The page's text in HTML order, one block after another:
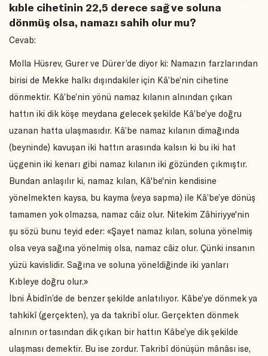
kıble cihetinin 22,5 derece sağ ve soluna
dönmüş olsa, namazı sahih olur mu?
Cevab:
Molla Hüsrev, Gurer ve Dürer’de diyor ki: Namazın farzlarından
birisi de Mekke halkı dışındakiler için Kâ’be’nin cihetine
dönmektir. Kâ’be’nin yönü namaz kılanın alnından çıkan
hattın iki dik köşe meydana gelecek şekilde Kâ’be’ye doğru
uzanan hatta ulaşmasıdır. Kâ’be namaz kılanın dimağında
(beyninde) kavuşan iki hattın arasında kalsın ki bu iki hat
üçgenin iki kenarı gibi namaz kılanın iki gözünden çıkmıştır.
Bundan anlaşılır ki, namaz kılan, Kâ'be'nin kendisine
yönelmekten kaysa, bu kayma (veya sapma) ile Kâ’be’ye dönüş
tamamen yok olmazsa, namaz câiz olur. Nitekim Zâhiriyye'nin
şu sözü bunu teyid eder: «Şayet namaz kılan, soluna yönelmiş
olsa veya sağına yönelmiş olsa, namaz câiz olur. Çünki insanın
yüzü kavislidir. Sağına ve soluna yöneldiğinde iki yanları
Kıbleye doğru olur.»
İbni Âbidîn’de de benzer şekilde anlatılıyor. Kâbe’ye dönmek ya
tahkikî (gerçekten), ya da takribî olur. Gerçekten dönmek
alnının ortasından dik çıkan bir hattın Kâbe’ye dik şekilde
ulaşması demektir. Bu ise zordur. Takribî dönüşün mânâsı ise,